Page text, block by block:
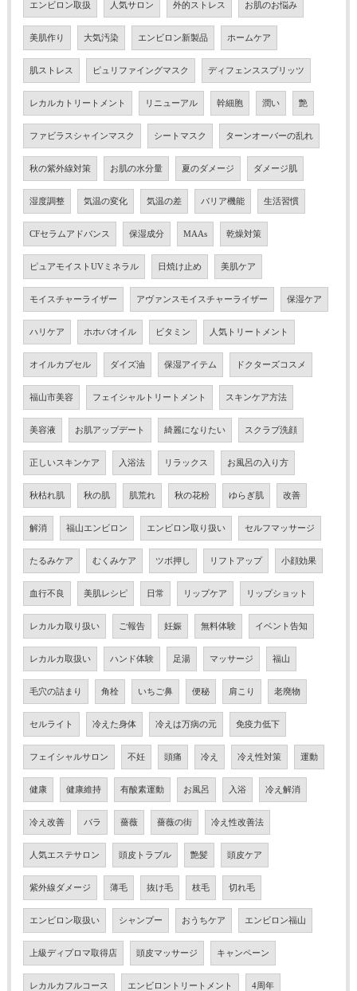
エンビロン取扱 人気サロン 外的ストレス お肌のお悩み
美肌作り 大気汚染 エンビロン新製品 ホームケア
肌ストレス ピュリファイングマスク ディフェンススプリッツ
レカルカトリートメント リニューアル 幹細胞 潤い 艶
ファビラスシャインマスク シートマスク ターンオーバーの乱れ
秋の紫外線対策 お肌の水分量 夏のダメージ ダメージ肌
湿度調整 気温の変化 気温の差 バリア機能 生活習慣
CFセラムアドバンス 保湿成分 MAAs 乾燥対策
ピュアモイストUVミネラル 日焼け止め 美肌ケア
モイスチャーライザー アヴァンスモイスチャーライザー 保湿ケア
ハリケア ホホバオイル ビタミン 人気トリートメント
オイルカプセル ダイズ油 保湿アイテム ドクターズコスメ
福山市美容 フェイシャルトリートメント スキンケア方法
美容液 お肌アップデート 綺麗になりたい スクラブ洗顔
正しいスキンケア 入浴法 リラックス お風呂の入り方
秋枯れ肌 秋の肌 肌荒れ 秋の花粉 ゆらぎ肌 改善
解消 福山エンビロン エンビロン取り扱い セルフマッサージ
たるみケア むくみケア ツボ押し リフトアップ 小顔効果
血行不良 美肌レシピ 日常 リップケア リップショット
レカルカ取り扱い ご報告 妊娠 無料体験 イベント告知
レカルカ取扱い ハンド体験 足湯 マッサージ 福山
毛穴の詰まり 角栓 いちご鼻 便秘 肩こり 老廃物
セルライト 冷えた身体 冷えは万病の元 免疫力低下
フェイシャルサロン 不妊 頭痛 冷え 冷え性対策 運動
健康 健康維持 有酸素運動 お風呂 入浴 冷え解消
冷え改善 バラ 薔薇 薔薇の街 冷え性改善法
人気エステサロン 頭皮トラブル 艶髪 頭皮ケア
紫外線ダメージ 薄毛 抜け毛 枝毛 切れ毛
エンビロン取扱い シャンプー おうちケア エンビロン福山
上級ディプロマ取得店 頭皮マッサージ キャンペーン
レカルカフルコース エンビロントリートメント 4周年